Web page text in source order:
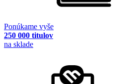
Ponúkame vyše
250 000 titulov
na sklade